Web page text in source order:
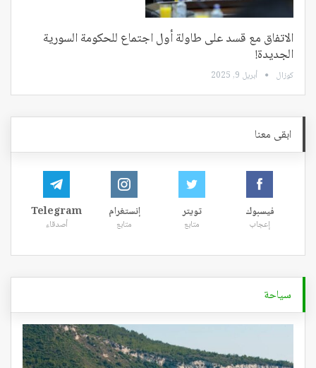
الاتفاق مع قسد على طاولة أول اجتماع للحكومة السورية
الجديدة!
كوزال أبريل 9, 2025
ابقى معنا
فيسبوك
إعجاب
تويتر
متابع
إنستغرام
متابع
Telegram
أصدقاء
سياحة